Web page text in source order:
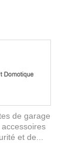
de garage
accessoires
et de...